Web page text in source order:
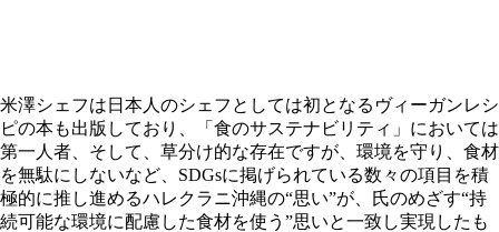
米澤シェフは日本人のシェフとしては初となるヴィーガンレシ
ピの本も出版しており、「食のサステナビリティ」においては
第一人者、そして、草分け的な存在ですが、環境を守り、食材
を無駄にしないなど、SDGsに掲げられている数々の項目を積
極的に推し進めるハレクラニ沖縄の“思い”が、氏のめざす“持
続可能な環境に配慮した食材を使う”思いと一致し実現したも